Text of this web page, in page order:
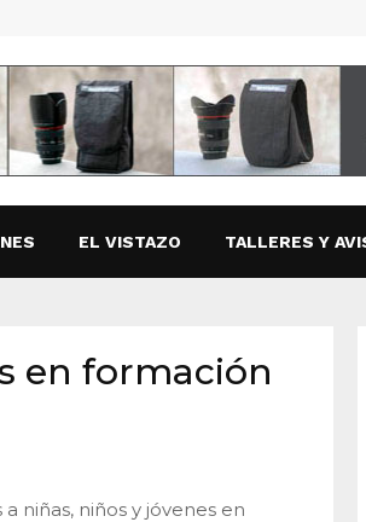
EL VISTAZO TALLERES Y
en formación
niñas, niños y jóvenes en